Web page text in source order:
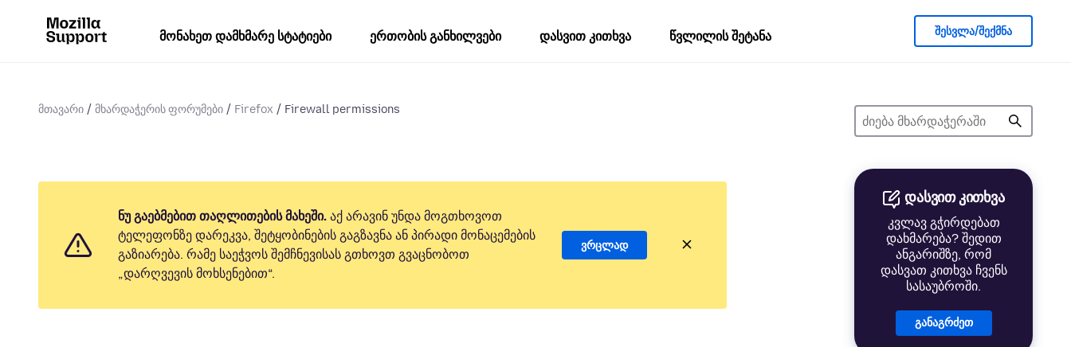
მონახეთ დამხმარე სტატიები ერთობის განხილვები დასვით კითხვა წვლილის შეტანა შესვლა/შექმნა
მთავარი მხარდაჭერის ფორუმები Firefox Firewall permissions
დასვით კითხვა
კვლავ გჭირდებათ
დახმარება? შედით
ანგარიშზე, რომ
დასვათ კითხვა ჩვენს
სასაუბროში.
განაგრძეთ
ნუ გაებმებით თაღლითების მახეში. აქ არავინ უნდა მოგთხოვოთ
ტელეფონზე დარეკვა, შეტყობინების გაგზავნა ან პირადი მონაცემების
გაზიარება. რამე საეჭვოს შემჩნევისას გთხოვთ გვაცნობოთ
„დარღვევის მოხსენებით“.
ვრცლად